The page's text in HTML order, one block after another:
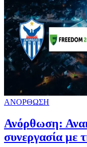
ΑΝΟΡΘΩΣΗ
Ανόρθωση:
συνεργασία με